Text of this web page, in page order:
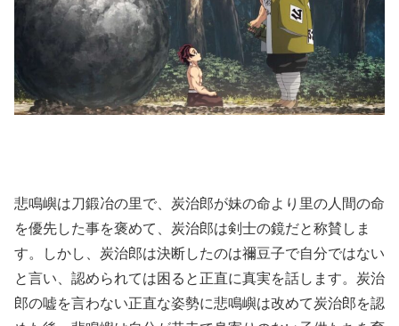
悲鳴嶼は刀鍛冶の里で、炭治郎が妹の命より里の人間の命
を優先した事を褒めて、炭治郎は剣士の鏡だと称賛しま
す。しかし、炭治郎は決断したのは禰豆子で自分ではない
と言い、認められては困ると正直に真実を話します。炭治
郎の嘘を言わない正直な姿勢に悲鳴嶼は改めて炭治郎を認